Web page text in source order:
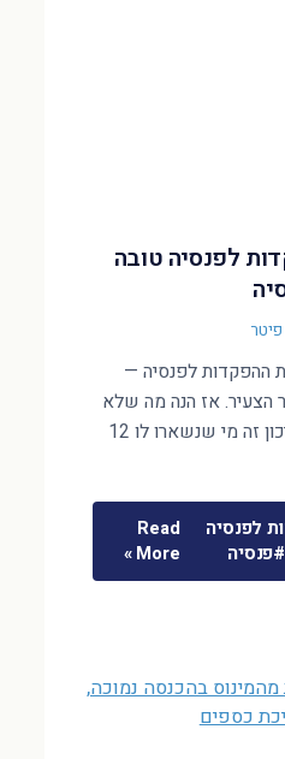
לפנסיה טובה
פיטר
ההפקדות לפנסיה —
הצעיר. אז הנה מה שלא
נאמר: מי שבאמת בסיכון זה מי שנשארו לו 12
לפנסיה
Read
More »